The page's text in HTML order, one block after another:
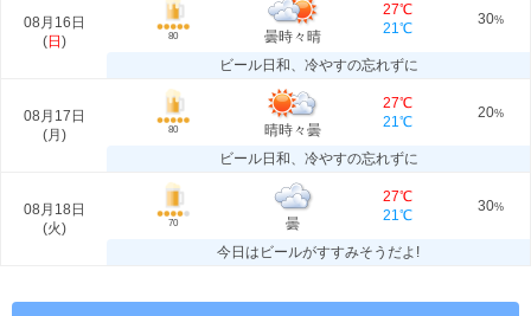
08月16日
(日 ) 80 曇時々晴
27℃
21℃
30%
ビール日和、冷やすの忘れずに
08月17日
(月 ) 80 晴時々曇
27℃
21℃
20%
ビール日和、冷やすの忘れずに
08月18日
(火) 70 曇
27℃
21℃
30%
今日はビールがすすみそうだよ!